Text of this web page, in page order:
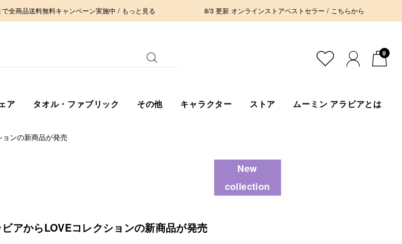
全商品送料無料キャンペーン実施中 / もっと見る 8/3 更新 オンラインストアベストセラー / こちらから
0
ア タオル・ファブリック その他 キャラクター ストア ムーミン アラビアとは
ンの新商品が発売
New
collection
アからLOVEコレクションの新商品が発売